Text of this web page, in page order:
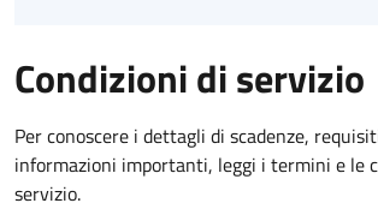
Condizioni di servizio
Per conoscere i dettagli di scadenze,
informazioni importanti, leggi i termini e le
servizio.